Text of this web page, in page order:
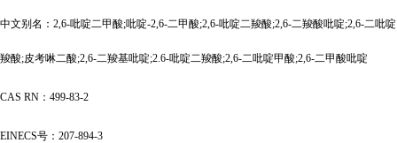
中文别名： 2,6-吡啶二甲酸;吡啶-2,6-二甲酸;2,6-吡啶二羧酸;2,6-二羧酸吡啶;2,6-二吡啶
羧酸;皮考啉二酸;2,6-二羧基吡啶;2.6-吡啶二羧酸;2,6-二吡啶甲酸;2,6-二甲酸吡啶
CAS RN：499-83-2
EINECS号：207-894-3